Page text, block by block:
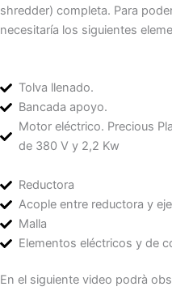
shredder) completa. Para
necesitaría los siguientes
Tolva llenado.
Bancada apoyo.
Motor eléctrico. Precious
de 380 V y 2,2 Kw
Reductora
Acople entre reductora y eje
Malla
Elementos eléctricos y de
En el siguiente video podrà